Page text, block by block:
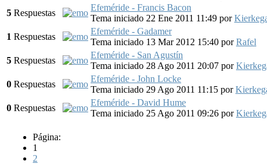
5 Respuestas
Efeméride - Francis Bacon
Tema iniciado 22 Ene 2011 11:49 por
1 Respuestas
Efeméride - Gadamer
Tema iniciado 13 Mar 2012 15:40 porRafel
5 Respuestas
Efeméride - San Agustín
Tema iniciado 28 Ago 2011 20:07 por
0 Respuestas
Efeméride - John Locke
Tema iniciado 29 Ago 2011 11:15 por
0 Respuestas
Efeméride - David Hume
Tema iniciado 25 Ago 2011 09:26 por
Página:
1
2